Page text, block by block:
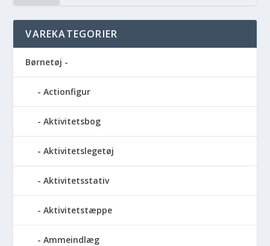
VAREKATEGORIER
Børnetøj -
Actionfigur
Aktivitetsbog
Aktivitetslegetøj
Aktivitetsstativ
Aktivitetstæppe
Ammeindlæg